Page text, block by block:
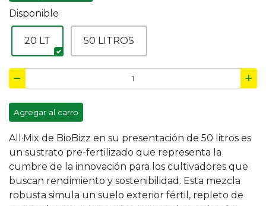
Disponible
20 LT 50 LITROS
Agregar al carro
All·Mix de BioBizz en su presentación de 50 litros es
un sustrato pre-fertilizado que representa la
cumbre de la innovación para los cultivadores que
buscan rendimiento y sostenibilidad. Esta mezcla
robusta simula un suelo exterior fértil, repleto de